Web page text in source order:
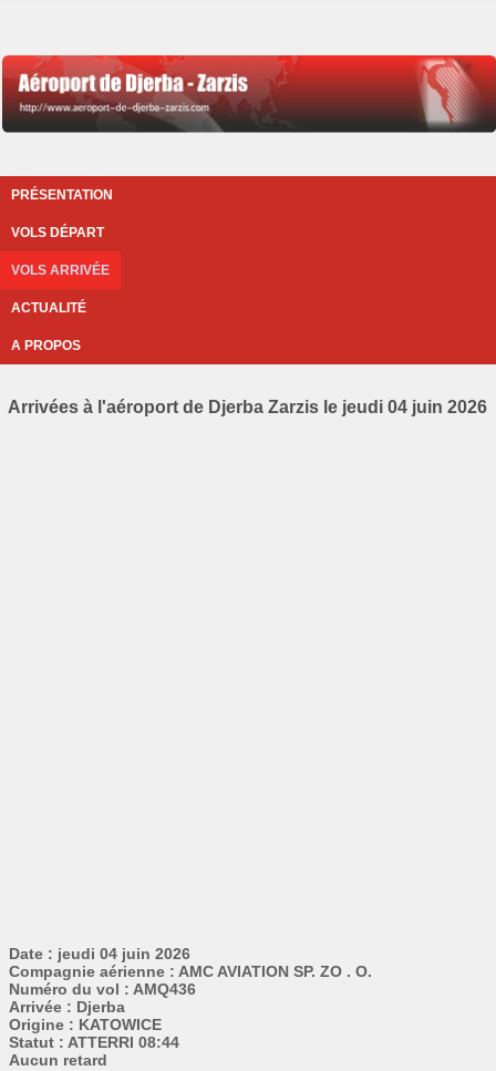
PRÉSENTATION
VOLS DÉPART
VOLS ARRIVÉE
ACTUALITÉ
A PROPOS
Arrivées à l'aéroport de Djerba Zarzis le jeudi 04 juin 2026
Date : jeudi 04 juin 2026
Compagnie aérienne : AMC AVIATION SP. ZO . O.
Numéro du vol : AMQ436
Arrivée : Djerba
Origine : KATOWICE
Statut : ATTERRI 08:44
Aucun retard